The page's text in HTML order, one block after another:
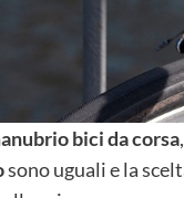
bici da corsa,
sono uguali e la